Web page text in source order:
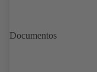
Documentos